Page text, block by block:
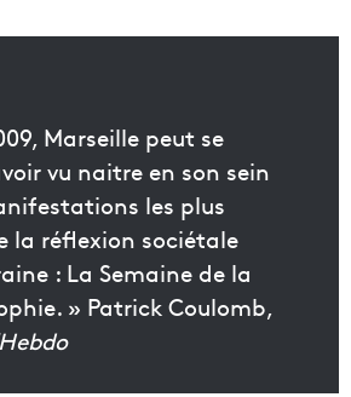
Marseille peut se
vu naitre en son sein
les plus
la réflexion sociétale
: La Semaine de la
» Patrick Coulomb,